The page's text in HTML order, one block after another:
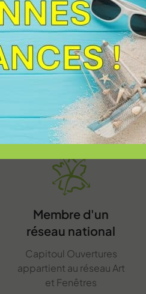
Demander un devis
Membre d'un
réseau national
Capitoul Ouvertures
appartient au réseau Art
et Fenêtres